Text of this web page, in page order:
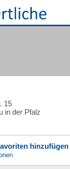
15
in der Pfalz
hinzufügen